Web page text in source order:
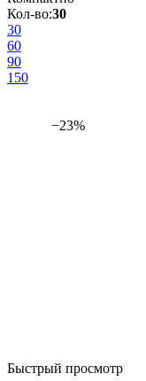
Кол-во:30
30
60
90
150
−23%
Быстрый просмотр